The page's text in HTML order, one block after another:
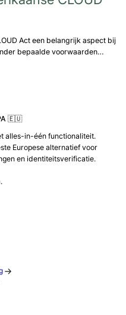
Act een belangrijk aspect bij
bepaalde voorwaarden…
🇪🇺
alles-in-één functionaliteit.
Europese alternatief voor
en identiteitsverificatie.